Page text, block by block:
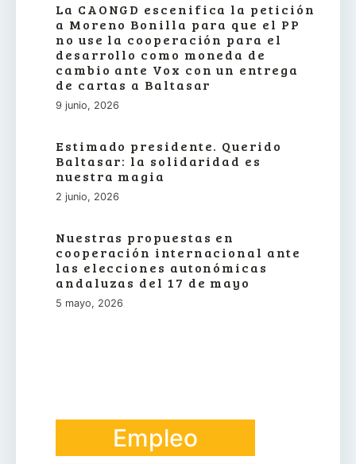
La CAONGD escenifica la petición
a Moreno Bonilla para que el PP
no use la cooperación para el
desarrollo como moneda de
cambio ante Vox con un entrega
de cartas a Baltasar
9 junio, 2026
Estimado presidente. Querido
Baltasar: la solidaridad es
nuestra magia
2 junio, 2026
Nuestras propuestas en
cooperación internacional ante
las elecciones autonómicas
andaluzas del 17 de mayo
5 mayo, 2026
Empleo